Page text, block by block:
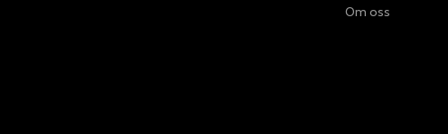
Om oss